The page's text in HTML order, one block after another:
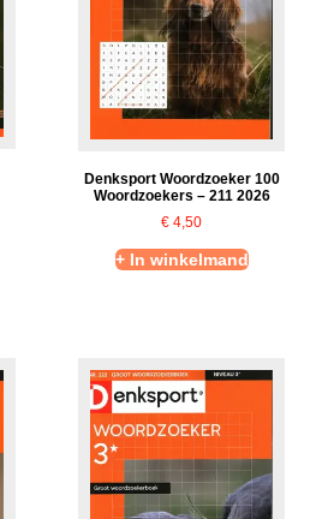
Denksport Woordzoeker 100
Woordzoekers – 211 2026
€ 4,50
+ In winkelmand